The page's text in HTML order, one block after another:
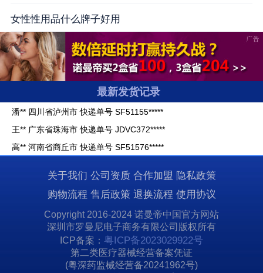
女性性用品什么牌子好用
最新发货记录
贺** 广东省深圳市 快递单号 SF12260*****
周** 浙江省宁波市 快递单号 SF12240*****
王** 海南省海口市 快递单号 SF51117*****
李** 广西壮族自治区南宁市 快递单号 SF51113*****
潘** 四川省泸州市 快递单号 SF51155*****
王** 广东省珠海市 快递单号 JDVC372*****
高** 河南省商丘市 快递单号 SF51576*****
宋** 湖南省益阳市 快递单号 SF51113*****
贺** 湖南省常德市 快递单号 SF51158*****
马** 云南省昆明市 快递单号 SF51948*****
贺** 广东省深圳市 快递单号 SF12260*****
周** 浙江省宁波市 快递单号 SF12240*****
王** 海南省海口市 快递单号 SF51117*****
李** 广西壮族自治区南宁市 快递单号 SF51113*****
潘** 四川省泸州市 快递单号 SF51155*****
关于我们 公司资质 合作加盟 隐私政策
购物流程 售后政策 退换流程 使用协议
Copyright 2016-2024 诺曼帝中国官方网站
深圳市罗曼尼电子商务有限公司版权所有
ICP备案： 粤ICP备2023029922号
第二类医疗器械经营备案凭证
(粤深药监械经营备20241962号)